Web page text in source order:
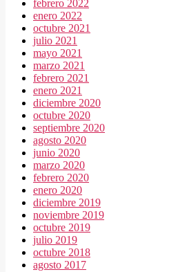
febrero 2022
enero 2022
octubre 2021
julio 2021
mayo 2021
marzo 2021
febrero 2021
enero 2021
diciembre 2020
octubre 2020
septiembre 2020
agosto 2020
junio 2020
marzo 2020
febrero 2020
enero 2020
diciembre 2019
noviembre 2019
octubre 2019
julio 2019
octubre 2018
agosto 2017